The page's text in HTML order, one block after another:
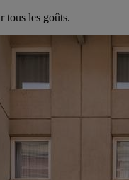
tous les goûts.